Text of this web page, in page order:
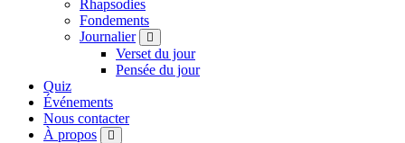
Rhapsodies
Fondements
Journalier
Verset du jour
Pensée du jour
Quiz
Événements
Nous contacter
À propos